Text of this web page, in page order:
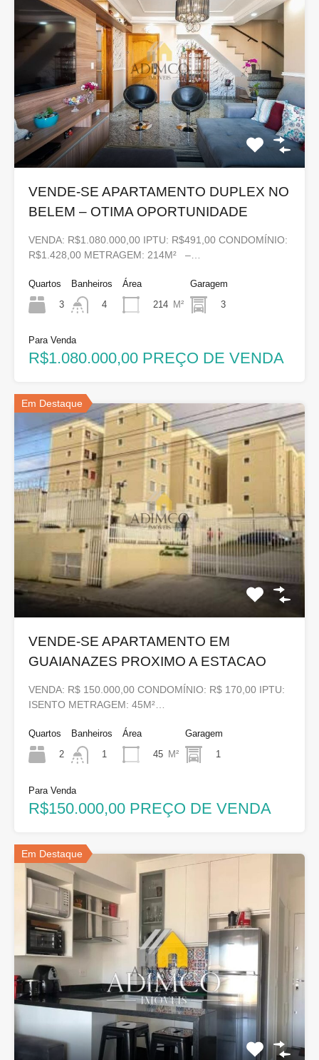
VENDE-SE APARTAMENTO DUPLEX NO
BELEM – OTIMA OPORTUNIDADE
VENDA: R$1.080.000,00 IPTU: R$491,00 CONDOMÍNIO:
R$1.428,00 METRAGEM: 214M² –…
Quartos
3
Banheiros
4
Área
214 M²
Garagem
3
Para Venda
R$1.080.000,00 PREÇO DE VENDA
Em Destaque
VENDE-SE APARTAMENTO EM
GUAIANAZES PROXIMO A ESTACAO
VENDA: R$ 150.000,00 CONDOMÍNIO: R$ 170,00 IPTU:
ISENTO METRAGEM: 45M²…
Quartos
2
Banheiros
1
Área
45 M²
Garagem
1
Para Venda
R$150.000,00 PREÇO DE VENDA
Em Destaque